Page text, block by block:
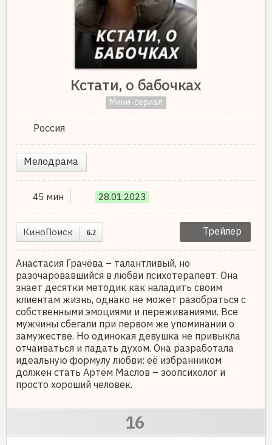
Кстати, о бабочках
Мини-сериал
Россия
Мелодрама
45 мин 28.01.2023
КиноПоиск 6.2 Трейлер
Анастасия Грачёва – талантливый, но
разочаровавшийся в любви психотерапевт. Она
знает десятки методик как наладить своим
клиентам жизнь, однако не может разобраться с
собственными эмоциями и переживаниями. Все
мужчины сбегали при первом же упоминании о
замужестве. Но одинокая девушка не привыкла
отчаиваться и падать духом. Она разработала
идеальную формулу любви: её избранником
должен стать Артём Маслов – зоопсихолог и
просто хороший человек.